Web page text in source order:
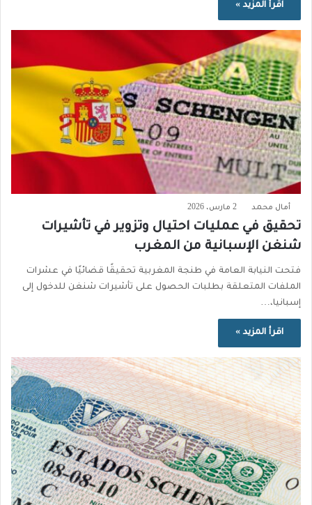
اقرأ المزيد »
أمال محمد 2 مارس، 2026
تحقيق في عمليات احتيال وتزوير في تأشيرات
شنغن الإسبانية من المغرب
فتحت النيابة العامة في طنجة المغربية تحقيقًا قضائيًا في عشرات
الملفات المتعلقة بطلبات الحصول على تأشيرات شنغن للدخول إلى
إسبانيا،…
اقرأ المزيد »